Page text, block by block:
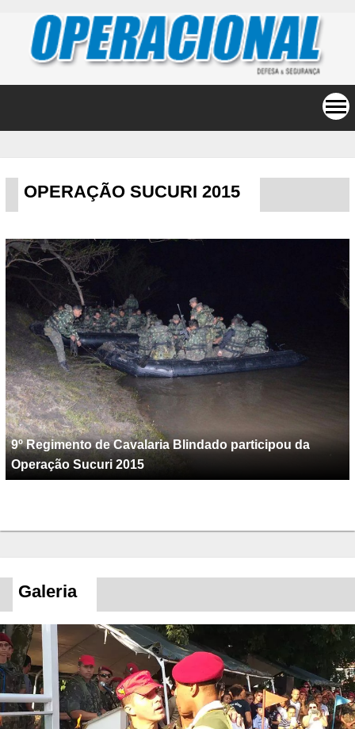
OPERAÇÃO SUCURI 2015
9º Regimento de Cavalaria Blindado participou da
Operação Sucuri 2015
Galeria